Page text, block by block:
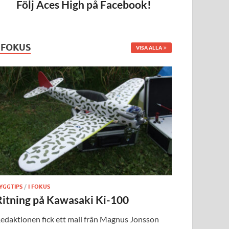
Följ Aces High på Facebook!
VISA ALLA
/I FOKUS
på Kawasaki Ki-100
fick ett mail från Magnus Jonsson